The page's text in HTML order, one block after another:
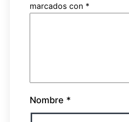
marcados con *
Nombre *